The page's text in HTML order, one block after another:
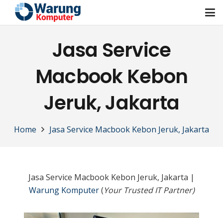
Jasa Service
Macbook Kebon
Jeruk, Jakarta
Home Jasa Service Macbook Kebon Jeruk, Jakarta
Jasa Service Macbook Kebon Jeruk, Jakarta |
Warung Komputer(Your Trusted IT Partner)